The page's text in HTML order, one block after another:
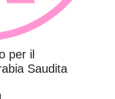
per il
Saudita